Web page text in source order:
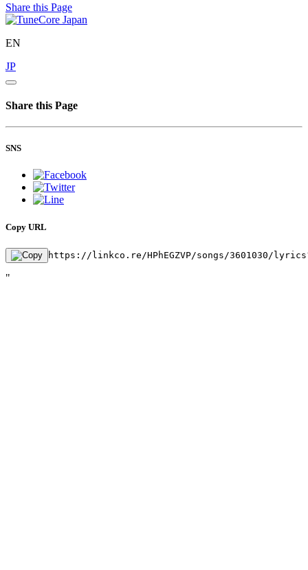
Share this Page
EN
JP
Share this Page
SNS
Copy URL
https://linkco.re/HPhEGZVP/songs/3601030/
"